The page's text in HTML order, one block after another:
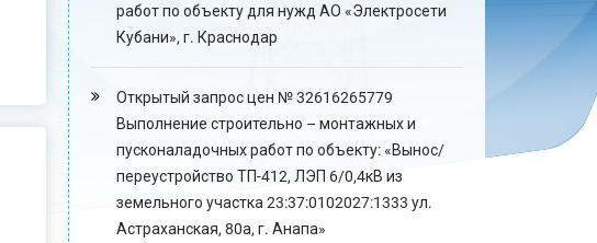
работ по объекту для нужд АО «Электросети
Кубани», г. Краснодар
Открытый запрос цен № 32616265779
Выполнение строительно – монтажных и
пусконаладочных работ по объекту: «Вынос/
переустройство ТП-412, ЛЭП 6/0,4кВ из
земельного участка 23:37:0102027:1333 ул.
Астраханская, 80а, г. Анапа»